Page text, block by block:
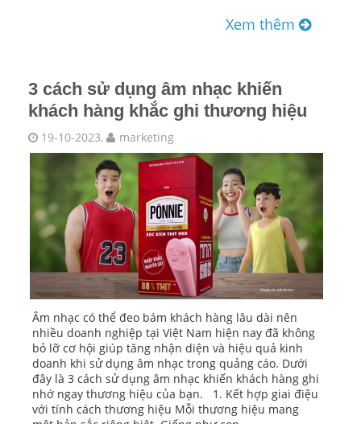
Xem thêm
3 cách sử dụng âm nhạc khiến
khách hàng khắc ghi thương hiệu
19-10-2023, marketing
Âm nhạc có thể đeo bám khách hàng lâu dài nên
nhiều doanh nghiệp tại Việt Nam hiện nay đã không
bỏ lỡ cơ hội giúp tăng nhận diện và hiệu quả kinh
doanh khi sử dụng âm nhạc trong quảng cáo. Dưới
đây là 3 cách sử dụng âm nhạc khiến khách hàng ghi
nhớ ngay thương hiệu của bạn. 1. Kết hợp giai điệu
với tính cách thương hiệu Mỗi thương hiệu mang